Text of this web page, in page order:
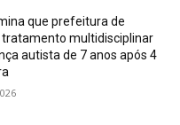
que prefeitura de
tratamento multidisciplinar
autista de 7 anos após 4